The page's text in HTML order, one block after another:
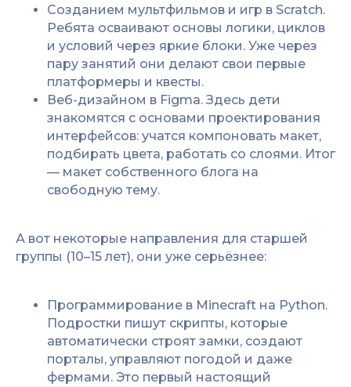
Созданием мультфильмов и игр в Scratch.
Ребята осваивают основы логики, циклов
и условий через яркие блоки. Уже через
пару занятий они делают свои первые
платформеры и квесты.
Веб-дизайном в Figma. Здесь дети
знакомятся с основами проектирования
интерфейсов: учатся компоновать макет,
подбирать цвета, работать со слоями. Итог
— макет собственного блога на
свободную тему.
А вот некоторые направления для старшей
группы (10–15 лет), они уже серьёзнее:
Программирование в Minecraft на Python.
Подростки пишут скрипты, которые
автоматически строят замки, создают
порталы, управляют погодой и даже
фермами. Это первый настоящий